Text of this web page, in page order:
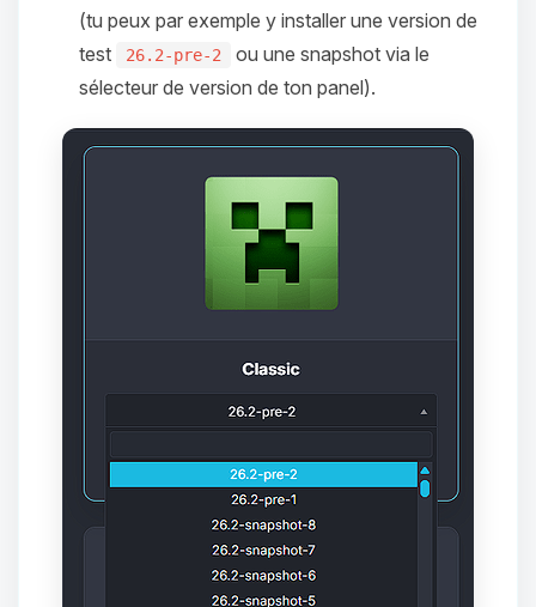
(tu peux par exemple y installer une version de
test
26.2-pre-2
ou une snapshot via le
sélecteur de version de ton panel).
parler ! Moi c’est Choupy, ton petit
assistant BoxToPlay. Dis-moi ce dont
tu as besoin et je vais remuer mes
petits circuits pour t’aider.